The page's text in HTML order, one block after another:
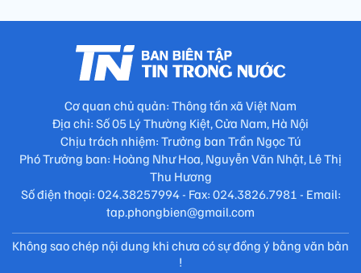
Cơ quan chủ quản: Thông tấn xã Việt Nam
Địa chỉ: Số 05 Lý Thường Kiệt, Cửa Nam, Hà Nội
Chịu trách nhiệm: Trưởng ban Trần Ngọc Tú
Phó Trưởng ban: Hoàng Như Hoa, Nguyễn Văn Nhật, Lê Thị
Thu Hương
Số điện thoại: 024.38257994 - Fax: 024.3826.7981 - Email:
tap.phongbien@gmail.com
Không sao chép nội dung khi chưa có sự đồng ý bằng văn bản
!